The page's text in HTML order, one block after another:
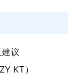
议
KT）